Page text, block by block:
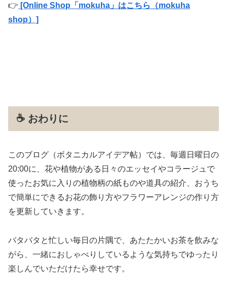
👉 [Online Shop「mokuha」はこちら（mokuha
shop）]
☕️ おわりに
このブログ（ボタニカルアイデア帖）では、毎週日曜日の
20:00に、花や植物がある日々のエッセイやコラージュで
使ったお気に入りの植物柄の紙ものや道具の紹介、おうち
で簡単にできるお花の飾り方やフラワーアレンジの作り方
を更新していきます。
バタバタと忙しい毎日の片隅で、あたたかいお茶を飲みな
がら、一緒におしゃべりしているような気持ちでゆったり
楽しんでいただけたら幸せです。